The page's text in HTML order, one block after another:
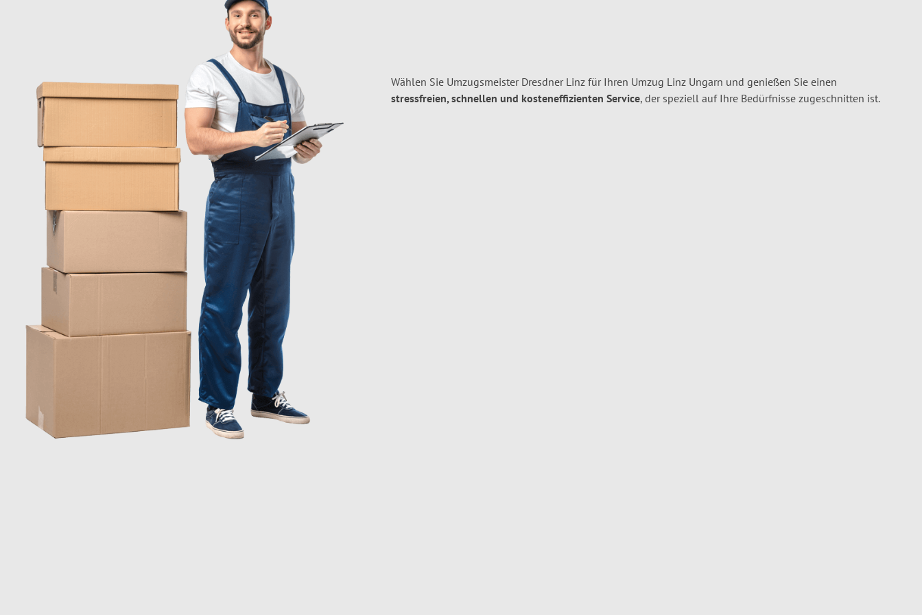
Wählen Sie Umzugsmeister Dresdner Linz für Ihren Umzug Linz Ungarn und genießen Sie einen
stressfreien, schnellen und kosteneffizienten Service, der speziell auf Ihre Bedürfnisse zugeschnitten ist.